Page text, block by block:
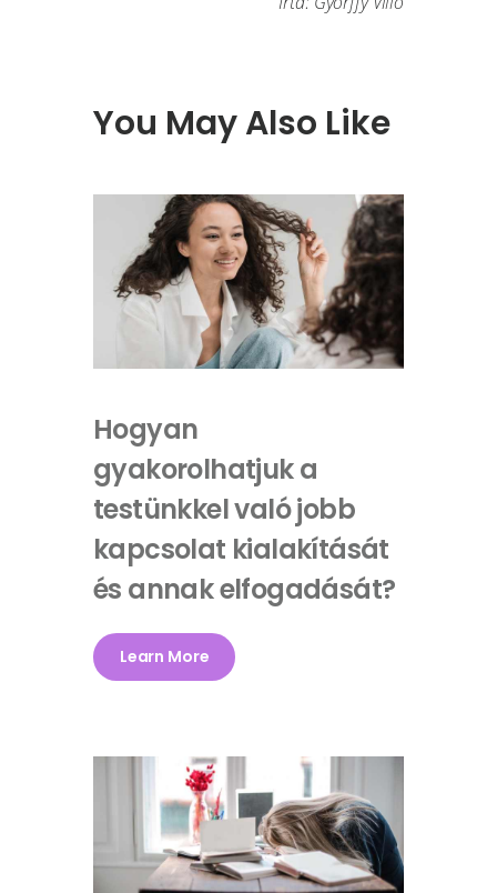
You May Also Like
Hogyan
gyakorolhatjuk a
testünkkel való jobb
kapcsolat kialakítását
és annak elfogadását?
Learn More